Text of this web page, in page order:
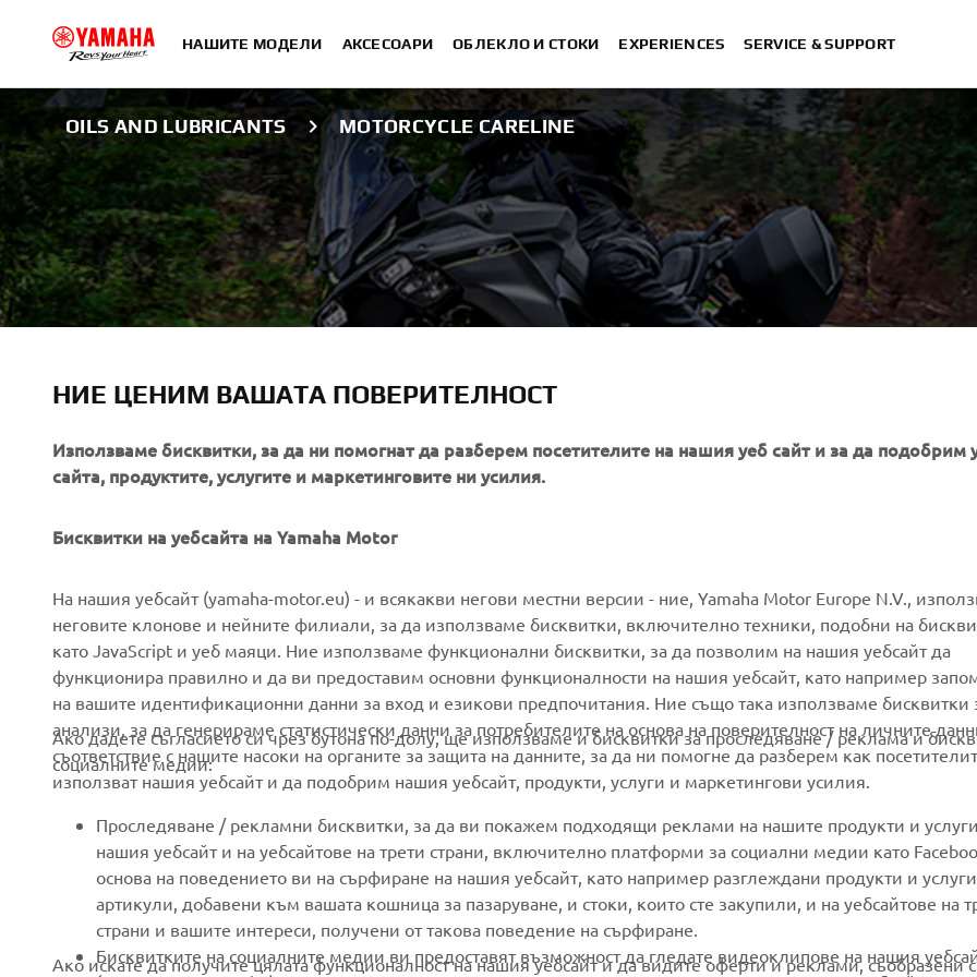
НАШИТЕ МОДЕЛИ АКСЕСОАРИ ОБЛЕКЛО И СТОКИ EXPERIENCES SERVICE & SUPPORT
OILS AND LUBRICANTS MOTORCYCLE CARELINE
MOTORCYCLE CLEANING &
PROTECTION
CORPORATE
About us
News
Events
Press
Working at Yamaha
Become a Dealer
Human Rights Policy
Sustainability Basic Policy
FOR BUSINESS
eBike systems
Authorities
Golfcourses
First responders
Robotics
Partnerships
Technical information for
independent dealers
MORE YAMAHA
MyYamaha
Yamaha Music
Yamaha Racing
Yamaha Motor Global
SUPPORT
Parts Catalogue
Book Maintenance
Dealer locator
Management of Waste
Batteries
НИЕ ЦЕНИМ ВАШАТА ПОВЕРИТЕЛНОСТ
Използваме бисквитки, за да ни помогнат да разберем посетителите на нашия уеб сайт и за да подобрим
сайта, продуктите, услугите и маркетинговите ни усилия.
Бисквитки на уебсайта на Yamaha Motor
На нашия уебсайт (yamaha-motor.eu) - и всякакви негови местни версии - ние, Yamaha Motor Europe N.V.,
неговите клонове и нейните филиали, за да използваме бисквитки, включително техники, подобни на
като JavaScript и уеб маяци. Ние използваме функционални бисквитки, за да позволим на нашия уебсайт да
функционира правилно и да ви предоставим основни функционалности на нашия уебсайт, като например
на вашите идентификационни данни за вход и езикови предпочитания. Ние също така използваме бисквитки
анализи, за да генерираме статистически данни за потребителите на основа на поверителност на личните
съответствие с нашите насоки на органите за защита на данните, за да ни помогне да разберем как
използват нашия уебсайт и да подобрим нашия уебсайт, продукти, услуги и маркетингови усилия.
Ако дадете съгласието си чрез бутона по-долу, ще използваме и бисквитки за проследяване / реклама и
социалните медии:
Проследяване / рекламни бисквитки, за да ви покажем подходящи реклами на нашите продукти и
нашия уебсайт и на уебсайтове на трети страни, включително платформи за социални медии като
основа на поведението ви на сърфиране на нашия уебсайт, като например разглеждани продукти и
артикули, добавени към вашата кошница за пазаруване, и стоки, които сте закупили, и на уебсайтове на
страни и вашите интереси, получени от такова поведение на сърфиране.
Бисквитките на социалните медии ви предоставят възможност да гледате видеоклипове на нашия
Ако искате да получите цялата функционалност на нашия уебсайт и да видите оферти и реклами, съобразени с